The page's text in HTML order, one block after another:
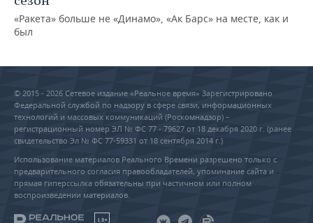
«Ракета» больше не «Динамо», «Ак Барс» на месте, как и
был
© 2015 - 2026 Сетевое издание «Реальное время» Зарегистрировано
Федеральной службой по надзору в сфере связи, информационных
технологий и массовых коммуникаций (Роскомнадзор) –
регистрационный номер ЭЛ № ФС 77 - 79627 от 18 декабря 2020 г. (ранее
свидетельство Эл № ФС 77-59331 от 18 сентября 2014 г.)
Использование материалов Реального Времени разрешено только с
предварительного согласия правообладателей, упоминание сайта и
прямая гиперссылка обязательны при частичном или полном
воспроизведении материалов.
18+